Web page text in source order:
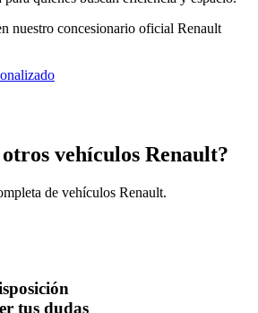
nuestro concesionario oficial Renault
vehículos Renault?
de vehículos Renault.
tus dudas